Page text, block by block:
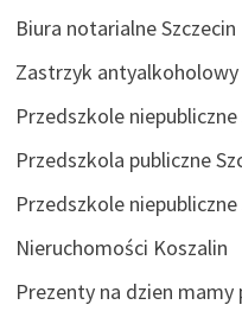
Biura notarialne Szczecin
Zastrzyk antyalkoholowy
Przedszkole niepubliczne
Przedszkola publiczne
Przedszkole niepubliczne
Nieruchomości Koszalin
Prezenty na dzien